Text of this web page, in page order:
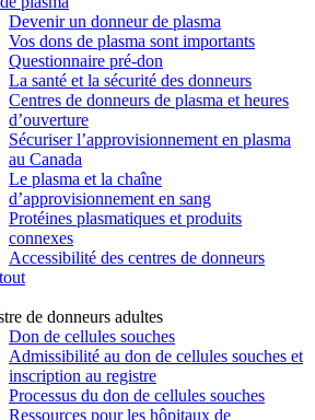
Devenir un donneur de plasma
Vos dons de plasma sont importants
Questionnaire pré-don
La santé et la sécurité des donneurs
Centres de donneurs de plasma et heures
d’ouverture
Sécuriser l’approvisionnement en plasma
au Canada
Le plasma et la chaîne
d’approvisionnement en sang
Protéines plasmatiques et produits
connexes
Accessibilité des centres de donneurs
de donneurs adultes
Don de cellules souches
Admissibilité au don de cellules souches et
inscription au registre
Processus du don de cellules souches
Ressources pour les hôpitaux de